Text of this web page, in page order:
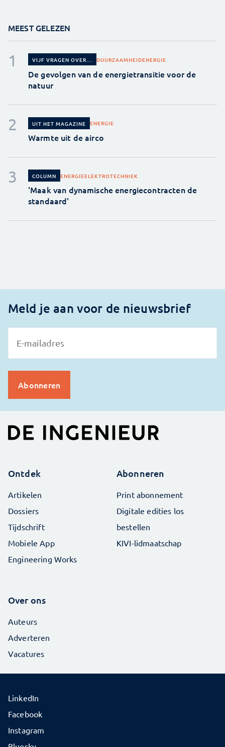
MEEST GELEZEN
VIJF VRAGEN OVER... DUURZAAMHEIDENERGIE
De gevolgen van de energietransitie voor de
natuur
UIT HET MAGAZINE ENERGIE
Warmte uit de airco
COLUMN ENERGIEELEKTROTECHNIEK
'Maak van dynamische energiecontracten de
standaard'
Meld je aan voor de nieuwsbrief
Ontdek
Artikelen
Dossiers
Tijdschrift
Mobiele App
Engineering Works
Abonneren
Print abonnement
Digitale edities los
bestellen
KIVI-lidmaatschap
Over ons
Auteurs
Adverteren
Vacatures
LinkedIn
Facebook
Instagram